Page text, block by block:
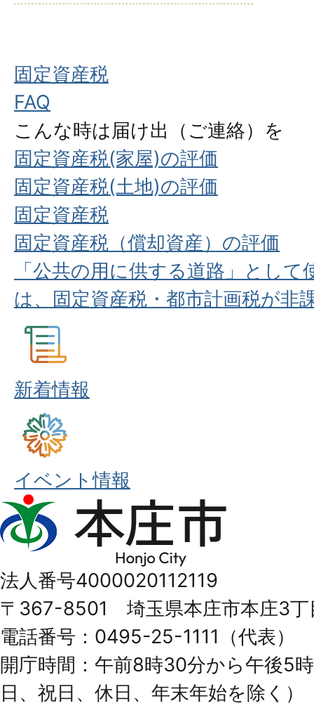
固定資産税
FAQ
こんな時は届け出（ご連絡）を
固定資産税(家屋)の評価
固定資産税(土地)の評価
固定資産税
固定資産税（償却資産）の評価
「公共の用に供する道路」とし
は、固定資産税・都市計画税が非
新着情報
イベント情報
本
庄
Honjo
City
法人番号4000020112119
〒367-8501 埼玉県本庄市本庄3丁
電話番号：0495-25-1111（代表）
開庁時間：午前8時30分から午後5
日、祝日、休日、年末年始を除く）